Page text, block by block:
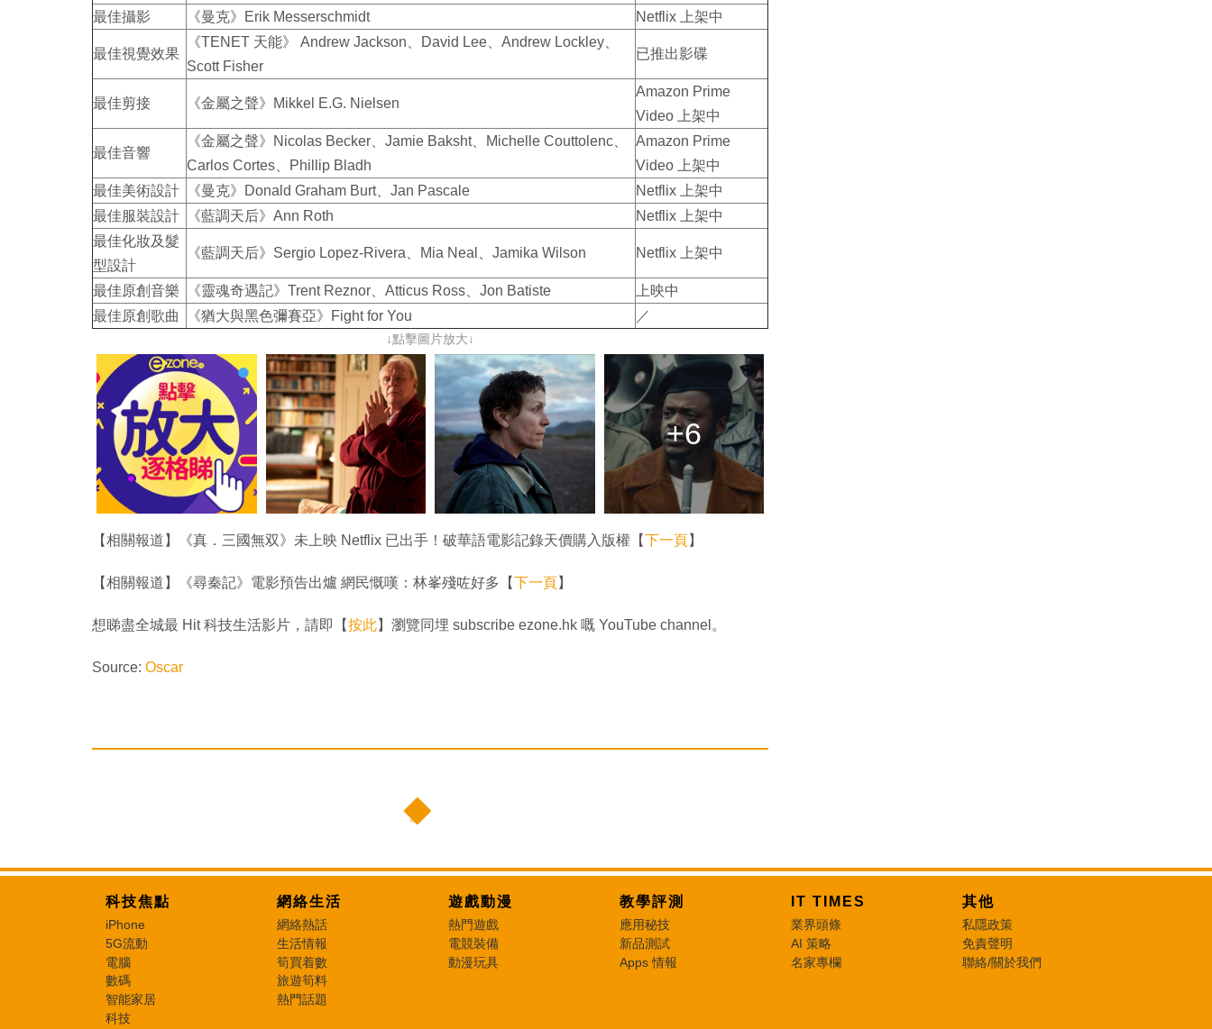
最佳攝影
《曼克》Erik Messerschmidt Netflix 上架中
最佳視覺效果
《TENET 天能》 Andrew Jackson、David Lee、Andrew Lockley、
Scott Fisher
已推出影碟
最佳剪接 《金屬之聲》Mikkel E.G. Nielsen
Amazon Prime
Video 上架中
最佳音響
《金屬之聲》Nicolas Becker、Jamie Baksht、Michelle Couttolenc、
Carlos Cortes、Phillip Bladh
Amazon Prime
Video 上架中
最佳美術設計
《曼克》Donald Graham Burt、Jan Pascale
Netflix 上架中
最佳服裝設計
《藍調天后》Ann Roth
Netflix 上架中
最佳化妝及髮
型設計
《藍調天后》Sergio Lopez-Rivera、Mia Neal、Jamika Wilson Netflix 上架中
最佳原創音樂 《靈魂奇遇記》Trent Reznor、Atticus Ross、Jon Batiste
上映中
最佳原創歌曲
《猶大與黑色彌賽亞》Fight for You ／
↓點擊圖片放大↓
+6
【相關報道】《真．三國無双》未上映 Netflix 已出手！破華語電影記錄天價購入版權【下一頁】
【相關報道】《尋秦記》電影預告出爐 網民慨嘆：林峯殘咗好多【下一頁】
想睇盡全城最 Hit 科技生活影片，請即【按此】瀏覽同埋 subscribe ezone.hk 嘅 YouTube channel。
Source: Oscar
科技焦點
iPhone
5G流動
電腦
數碼
智能家居
科技
網絡生活
網絡熱話
生活情報
筍買着數
旅遊筍料
熱門話題
遊戲動漫
熱門遊戲
電競裝備
動漫玩具
教學評測
應用秘技
新品測試
Apps 情報
IT TIMES
業界頭條
AI 策略
名家專欄
其他
私隱政策
免責聲明
聯絡/關於我們